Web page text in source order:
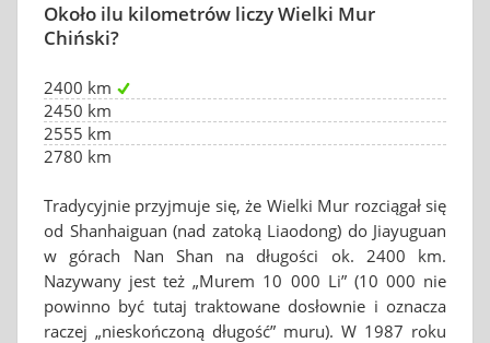
Około ilu kilometrów liczy Wielki Mur
Chiński?
2400 km
2450 km
2555 km
2780 km
Tradycyjnie przyjmuje się, że Wielki Mur rozciągał się
od Shanhaiguan (nad zatoką Liaodong) do Jiayuguan
w górach Nan Shan na długości ok. 2400 km.
Nazywany jest też „Murem 10 000 Li” (10 000 nie
powinno być tutaj traktowane dosłownie i oznacza
raczej „nieskończoną długość” muru). W 1987 roku